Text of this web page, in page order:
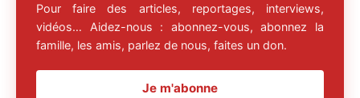
Pour faire des articles, reportages, interviews,
vidéos… Aidez-nous : abonnez-vous, abonnez la
famille, les amis, parlez de nous, faites un don.
Je m'abonne